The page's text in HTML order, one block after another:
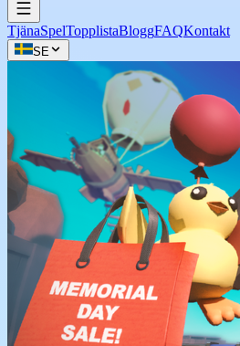
TjänaSpelTopplistaBloggFAQKontakt
SE